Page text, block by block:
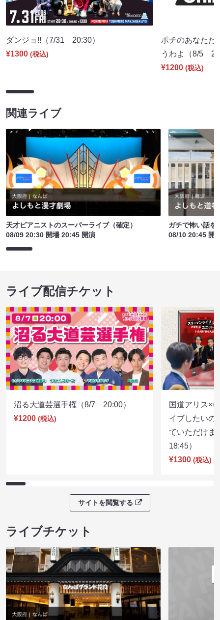
ダンジョ!!（7/31 20:30）
¥1300 (税込)
ポチのあなたた
うわよ（8/5
¥1200 (税込)
関連ライブ
天才ピアニストのスーパーライブ（確定）
08/09 20:30 開場 20:45 開演
ガチで怖い話を
08/10 20:45 開
ライブ配信チケット
沼る大道芸選手権（8/7 20:00）
¥1200 (税込)
国道アリス×
イブしたいの
ていただけ
18:45）
¥1300 (税込)
サイトを閲覧する
ライブチケット